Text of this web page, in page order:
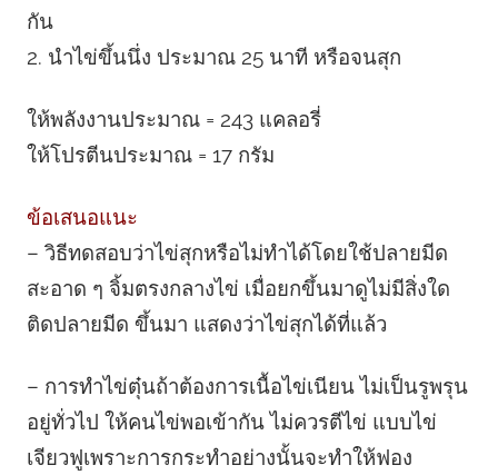
กัน
2. นำไข่ขึ้นนึ่ง ประมาณ 25 นาที หรือจนสุก
ให้พลังงานประมาณ = 243 แคลอรี่
ให้โปรตีนประมาณ = 17 กรัม
ข้อเสนอแนะ
– วิธีทดสอบว่าไข่สุกหรือไม่ทำได้โดยใช้ปลายมีด
สะอาด ๆ จิ้มตรงกลางไข่ เมื่อยกขึ้นมาดูไม่มีสิ่งใด
ติดปลายมีด ขึ้นมา แสดงว่าไข่สุกได้ที่แล้ว
– การทำไข่ตุ๋นถ้าต้องการเนื้อไข่เนียน ไม่เป็นรูพรุน
อยู่ทั่วไป ให้คนไข่พอเข้ากัน ไม่ควรตีไข่ แบบไข่
เจียวฟูเพราะการกระทำอย่างนั้นจะทำให้ฟอง